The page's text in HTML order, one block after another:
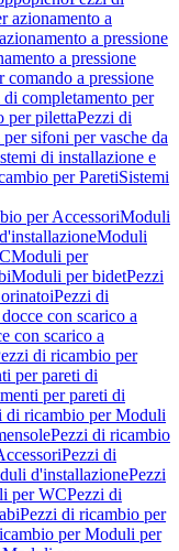
azionamento a
a pressione
a pressione
comando a pressione
completamento per
per pilettaPezzi di
sifoni per vasche da
di installazione e
per ParetiSistemi
per AccessoriModuli
Moduli
Moduli per
Moduli per bidetPezzi
Pezzi di
con scarico a
con scarico a
di ricambio per
per pareti di
per pareti di
di ricambio per Moduli
Pezzi di ricambio
Pezzi di
d'installazionePezzi
per WCPezzi di
Pezzi di ricambio per
per Moduli per